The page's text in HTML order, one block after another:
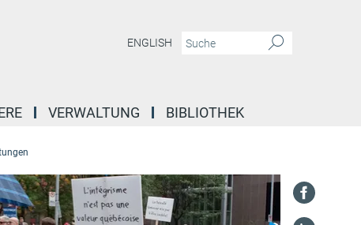
ENGLISH
VERWALTUNG BIBLIOTHEK